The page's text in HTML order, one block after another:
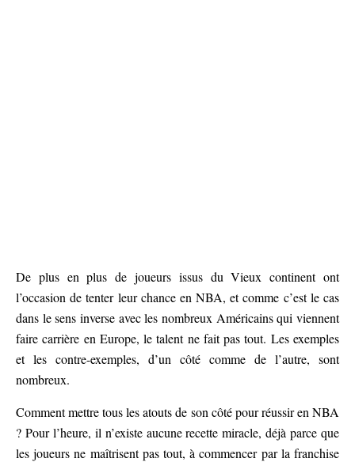
De plus en plus de joueurs issus du Vieux continent ont
l’occasion de tenter leur chance en NBA, et comme c’est le cas
dans le sens inverse avec les nombreux Américains qui viennent
faire carrière en Europe, le talent ne fait pas tout. Les exemples
et les contre-exemples, d’un côté comme de l’autre, sont
nombreux.
Comment mettre tous les atouts de son côté pour réussir en NBA
? Pour l’heure, il n’existe aucune recette miracle, déjà parce que
les joueurs ne maîtrisent pas tout, à commencer par la franchise